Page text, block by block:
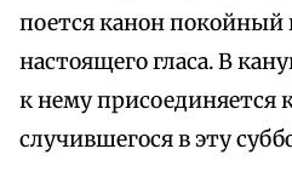
поется канон покойный
настоящего гласа. В
к нему присоединяется
случившегося в эту